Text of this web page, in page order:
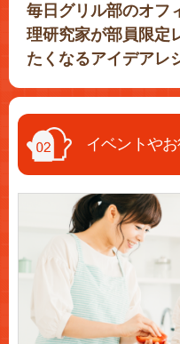
毎日グリル部のオフ
理研究家が部員限定
たくなるアイデアレ
イベントや